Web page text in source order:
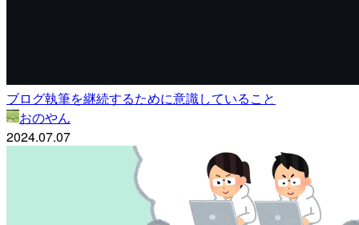
ブログ執筆を継続するために意識していること
おのやん
2024.07.07